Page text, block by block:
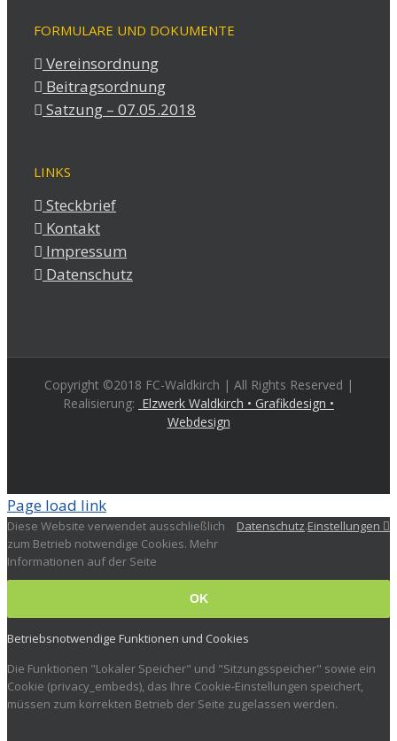
FORMULARE UND DOKUMENTE
Vereinsordnung
Beitragsordnung
Satzung – 07.05.2018
LINKS
Steckbrief
Kontakt
Impressum
Datenschutz
Copyright ©2018 FC-Waldkirch | All Rights Reserved |
Realisierung: Elzwerk Waldkirch • Grafikdesign •
Webdesign
Page load link
Diese Website verwendet ausschließlich
zum Betrieb notwendige Cookies. Mehr
Informationen auf der Seite
Datenschutz.Einstellungen
OK
Betriebsnotwendige Funktionen und Cookies
Die Funktionen "Lokaler Speicher" und "Sitzungsspeicher" sowie ein
Cookie (privacy_embeds), das Ihre Cookie-Einstellungen speichert,
müssen zum korrekten Betrieb der Seite zugelassen werden.